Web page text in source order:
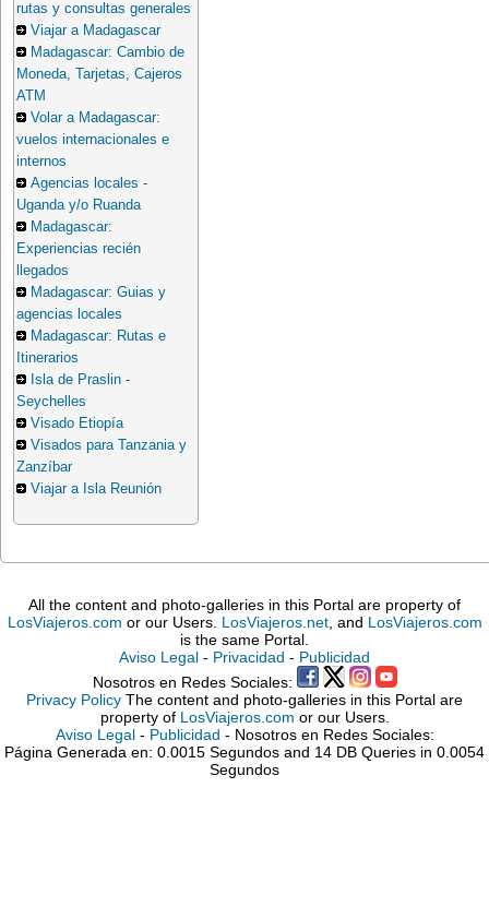
rutas y consultas generales
Viajar a Madagascar
Madagascar: Cambio de
Moneda, Tarjetas, Cajeros
ATM
Volar a Madagascar:
vuelos internacionales e
internos
Agencias locales -
Uganda y/o Ruanda
Madagascar:
Experiencias recién
llegados
Madagascar: Guias y
agencias locales
Madagascar: Rutas e
Itinerarios
Isla de Praslin -
Seychelles
Visado Etiopía
Visados para Tanzania y
Zanzíbar
Viajar a Isla Reunión
All the content and photo-galleries in this Portal are property of
LosViajeros.com or our Users. LosViajeros.net, and LosViajeros.com
is the same Portal.
Aviso Legal - Privacidad - Publicidad
Nosotros en Redes Sociales:
Privacy Policy The content and photo-galleries in this Portal are
property of LosViajeros.com or our Users.
Aviso Legal- Publicidad - Nosotros en Redes Sociales:
Página Generada en: 0.0015 Segundos and 14 DB Queries in 0.0054
Segundos